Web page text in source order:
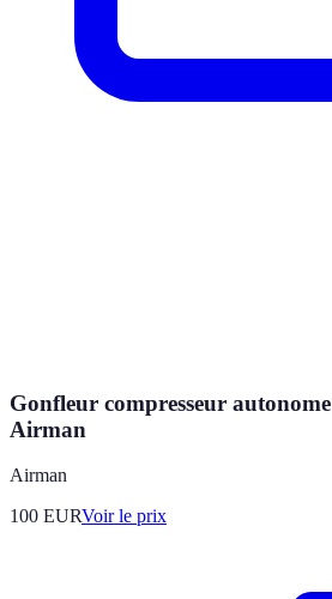
Gonfleur compresseur
Airman
Airman
100 EURVoir le prix